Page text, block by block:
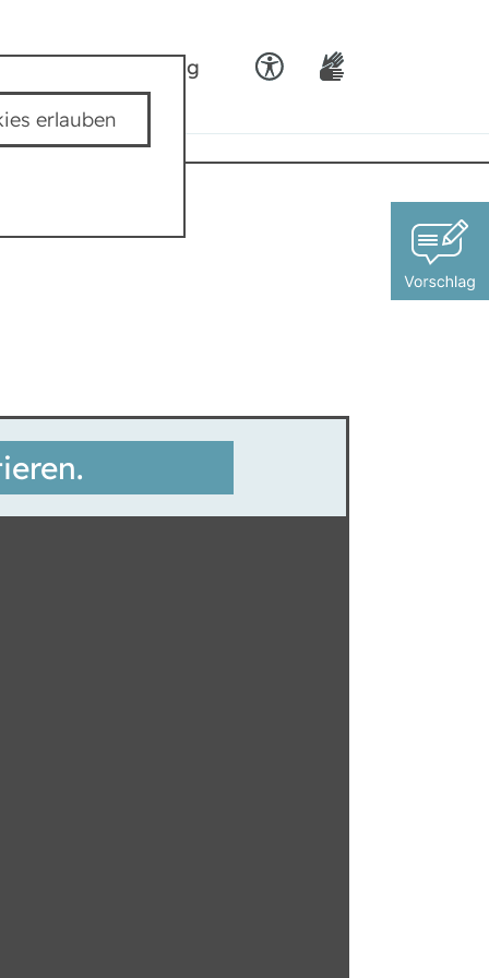
erlauben
Team padkig